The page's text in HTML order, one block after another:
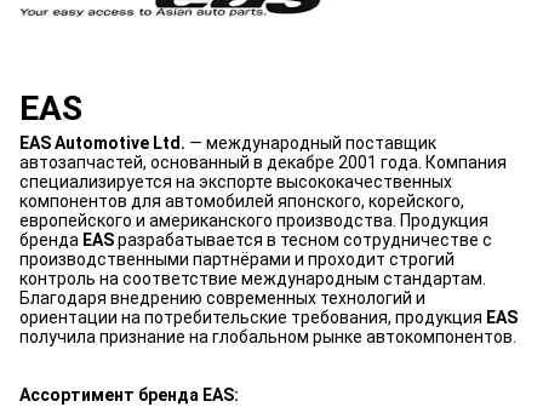
EAS
EAS Automotive Ltd. — международный поставщик
автозапчастей, основанный в декабре 2001 года. Компания
специализируется на экспорте высококачественных
компонентов для автомобилей японского, корейского,
европейского и американского производства. Продукция
бренда EASразрабатывается в тесном сотрудничестве с
производственными партнёрами и проходит строгий
контроль на соответствие международным стандартам.
Благодаря внедрению современных технологий и
ориентации на потребительские требования, продукция EAS
получила признание на глобальном рынке автокомпонентов.
Ассортимент бренда EAS: